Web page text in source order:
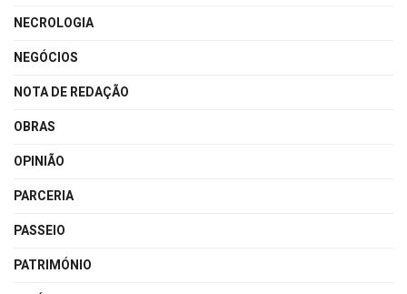
NECROLOGIA
NEGÓCIOS
NOTA DE REDAÇÃO
OBRAS
OPINIÃO
PARCERIA
PASSEIO
PATRIMÓNIO